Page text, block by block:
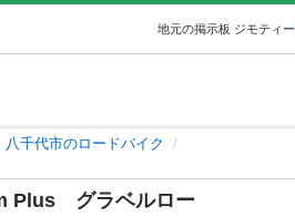
地元の掲示板 ジモティー
八千代市のロードバイク
Plus グラベルロー